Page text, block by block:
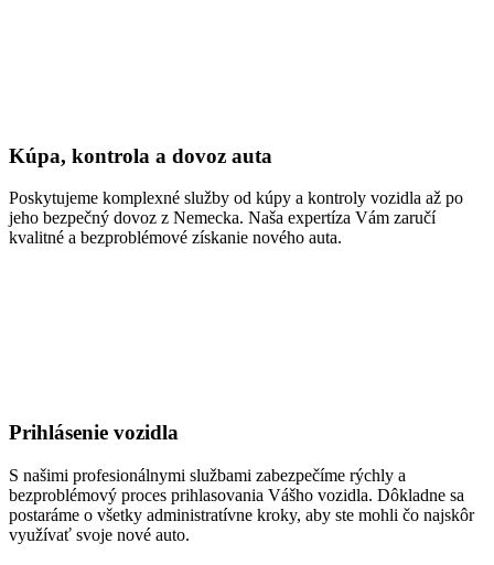
Kúpa, kontrola a dovoz auta
Poskytujeme komplexné služby od kúpy a kontroly vozidla až po
jeho bezpečný dovoz z Nemecka. Naša expertíza Vám zaručí
kvalitné a bezproblémové získanie nového auta.
Prihlásenie vozidla
S našimi profesionálnymi službami zabezpečíme rýchly a
bezproblémový proces prihlasovania Vášho vozidla. Dôkladne sa
postaráme o všetky administratívne kroky, aby ste mohli čo najskôr
využívať svoje nové auto.